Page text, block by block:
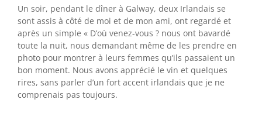
Un soir, pendant le dîner à Galway, deux Irlandais se
sont assis à côté de moi et de mon ami, ont regardé et
après un simple « D’où venez-vous ? nous ont bavardé
toute la nuit, nous demandant même de les prendre en
photo pour montrer à leurs femmes qu’ils passaient un
bon moment. Nous avons apprécié le vin et quelques
rires, sans parler d’un fort accent irlandais que je ne
comprenais pas toujours.